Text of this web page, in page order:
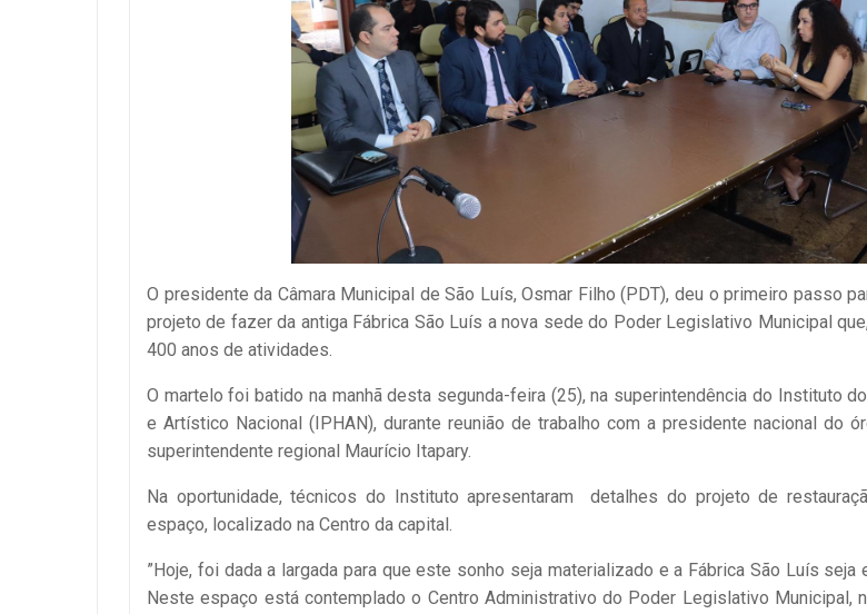
O presidente da Câmara Municipal de São Luís, Osmar Filho (PDT), deu o primeiro passo
projeto de fazer da antiga Fábrica São Luís a nova sede do Poder Legislativo Municipal
400 anos de atividades.
O martelo foi batido na manhã desta segunda-feira (25), na superintendência do Instituto
e Artístico Nacional (IPHAN), durante reunião de trabalho com a presidente nacional do
superintendente regional Maurício Itapary.
Na oportunidade, técnicos do Instituto apresentaram detalhes do projeto de
espaço, localizado na Centro da capital.
”Hoje, foi dada a largada para que este sonho seja materializado e a Fábrica São Luís seja
Neste espaço está contemplado o Centro Administrativo do Poder Legislativo Municipal,